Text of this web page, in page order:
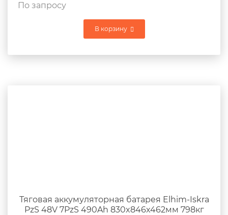
По запросу
В корзину
Тяговая аккумуляторная батарея Elhim-Iskra
PzS 48V 7PzS 490Ah 830x846x462мм 798кг